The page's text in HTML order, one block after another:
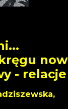
- relacje